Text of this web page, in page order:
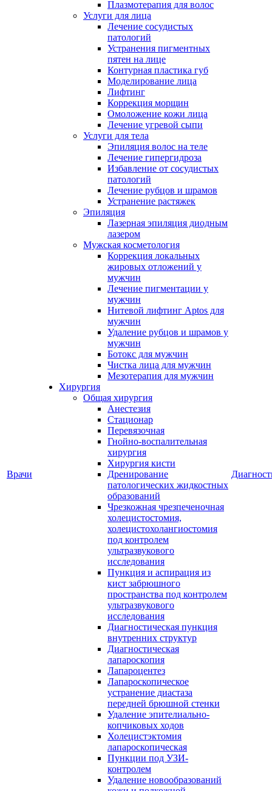
Врачи
Плазмотерапия для волос
Услуги для лица
Лечение сосудистых
патологий
Устранения пигментных
пятен на лице
Контурная пластика губ
Моделирование лица
Лифтинг
Коррекция морщин
Омоложение кожи лица
Лечение угревой сыпи
Услуги для тела
Эпиляция волос на теле
Лечение гипергидроза
Избавление от сосудистых
патологий
Лечение рубцов и шрамов
Устранение растяжек
Эпиляция
Лазерная эпиляция диодным
лазером
Мужская косметология
Коррекция локальных
жировых отложений у
мужчин
Лечение пигментации у
мужчин
Нитевой лифтинг Aptos для
мужчин
Удаление рубцов и шрамов у
мужчин
Ботокс для мужчин
Чистка лица для мужчин
Мезотерапия для мужчин
Хирургия
Общая хирургия
Анестезия
Стационар
Перевязочная
Гнойно-воспалительная
хирургия
Хирургия кисти
Дренирование
патологических жидкостных
образований
Чрезкожная чрезпеченочная
холецистостомия,
холецистохолангиостомия
под контролем
ультразвукового
исследования
Пункция и аспирация из
кист забрюшного
пространства под контролем
ультразвукового
исследования
Диагностическая пункция
внутренних структур
Диагностическая
лапароскопия
Лапароцентез
Лапароскопическое
устранение диастаза
передней брюшной стенки
Удаление эпителиально-
копчиковых ходов
Холецистэктомия
лапароскопическая
Пункции под УЗИ-
контролем
Удаление новообразований